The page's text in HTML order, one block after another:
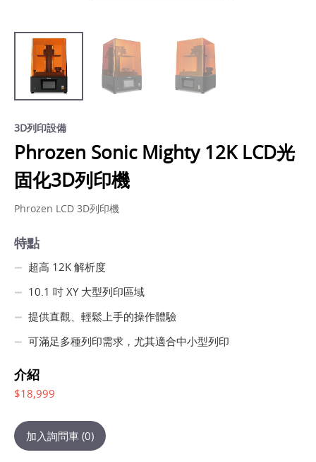
3D列印設備
Phrozen Sonic Mighty 12K LCD光
固化3D列印機
Phrozen LCD 3D列印機
特點
超高 12K 解析度
10.1 吋 XY 大型列印區域
提供直觀、輕鬆上手的操作體驗
可滿足多種列印需求，尤其適合中小型列印
介紹
$18,999
加入詢問車 (0)